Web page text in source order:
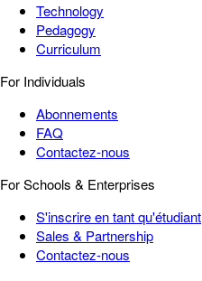
Technology
Pedagogy
Curriculum
For Individuals
Abonnements
FAQ
Contactez-nous
For Schools & Enterprises
S'inscrire en tant qu'étudiant
Sales & Partnership
Contactez-nous